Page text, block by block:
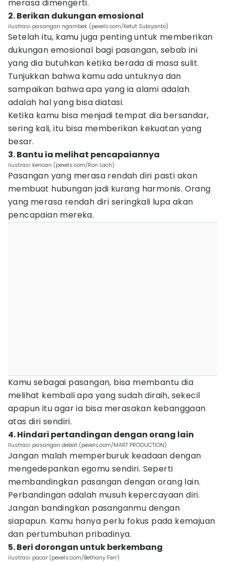
merasa dimengerti.
2. Berikan dukungan emosional
ilustrasi pasangan ngambek (pexels.com/Ketut Subiyanto)
Setelah itu, kamu juga penting untuk memberikan
dukungan emosional bagi pasangan, sebab ini
yang dia butuhkan ketika berada di masa sulit.
Tunjukkan bahwa kamu ada untuknya dan
sampaikan bahwa apa yang ia alami adalah
adalah hal yang bisa diatasi.
Ketika kamu bisa menjadi tempat dia bersandar,
sering kali, itu bisa memberikan kekuatan yang
besar.
3. Bantu ia melihat pencapaiannya
ilustrasi kencan (pexels.com/Ron Lach)
Pasangan yang merasa rendah diri pasti akan
membuat hubungan jadi kurang harmonis. Orang
yang merasa rendah diri seringkali lupa akan
pencapaian mereka.
Kamu sebagai pasangan, bisa membantu dia
melihat kembali apa yang sudah diraih, sekecil
apapun itu agar ia bisa merasakan kebanggaan
atas diri sendiri.
4. Hindari pertandingan dengan orang lain
Ilustrasi pasangan debat (pexels.com/MART PRODUCTION)
Jangan malah memperburuk keadaan dengan
mengedepankan egomu sendiri. Seperti
membandingkan pasangan dengan orang lain.
Perbandingan adalah musuh kepercayaan diri.
Jangan bandingkan pasanganmu dengan
siapapun. Kamu hanya perlu fokus pada kemajuan
dan pertumbuhan pribadinya.
5. Beri dorongan untuk berkembang
ilustrasi pacar (pexels.com/Bethany Ferr)